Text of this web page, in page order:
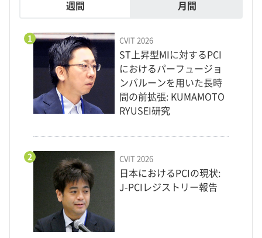
週間 月間
1 CVIT 2026
ST上昇型MIに対するPCI
におけるパーフュージョ
ンバルーンを用いた長時
間の前拡張: KUMAMOTO
RYUSEI研究
2 CVIT 2026
日本におけるPCIの現状:
J-PCIレジストリー報告